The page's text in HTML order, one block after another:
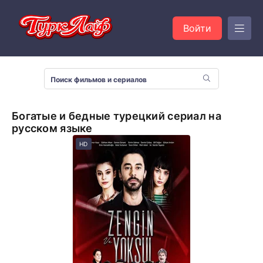
Войти
Богатые и бедные турецкий сериал на
русском языке
HD